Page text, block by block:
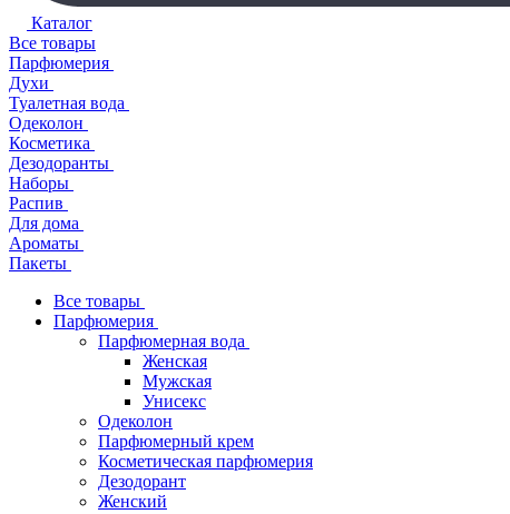
Каталог
Все товары
Парфюмерия
Духи
Туалетная вода
Одеколон
Косметика
Дезодоранты
Наборы
Распив
Для дома
Ароматы
Пакеты
Все товары
Парфюмерия
Парфюмерная вода
Женская
Мужская
Унисекс
Одеколон
Парфюмерный крем
Косметическая парфюмерия
Дезодорант
Женский